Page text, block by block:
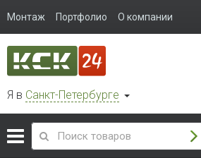
Монтаж Портфолио О компании
Я в Санкт-Петербурге